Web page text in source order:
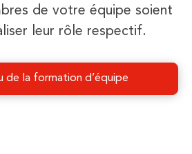
de votre équipe soient
leur rôle respectif.
de la formation d’équipe